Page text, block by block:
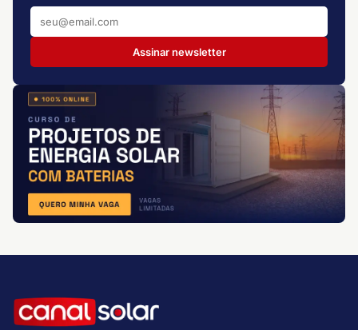
Assinar newsletter